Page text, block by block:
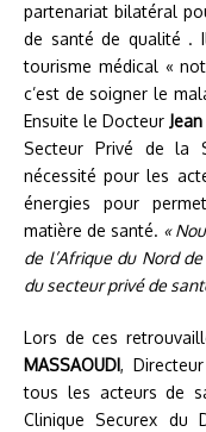
partenariat bilatéral
de santé de qualité .
tourisme médical «
c’est de soigner le
Ensuite le Docteur
Secteur Privé de la
nécessité pour les
énergies pour
matière de santé. «
de l’Afrique du Nord
du secteur privé de
Lors de ces
MASSAOUDI,
tous les acteurs de
Clinique Securex du